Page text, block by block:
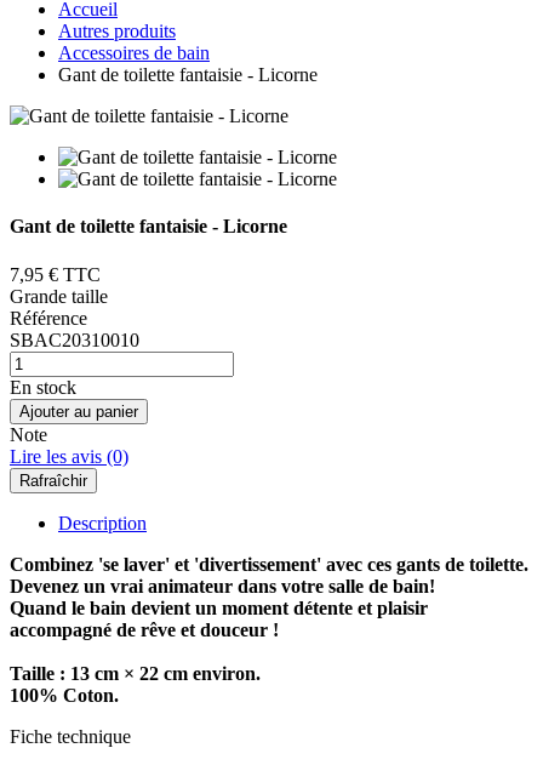
Accueil
Autres produits
Accessoires de bain
Gant de toilette fantaisie - Licorne
Gant de toilette fantaisie - Licorne
7,95 € TTC
Grande taille
Référence
SBAC20310010
En stock
Ajouter au panier
Note
Lire les avis (0)
Description
Combinez 'se laver' et 'divertissement' avec ces gants de toilette.
Devenez un vrai animateur dans votre salle de bain!
Quand le bain devient un moment détente et plaisir
accompagné de rêve et douceur !
Taille : 13 cm × 22 cm environ.
100% Coton.
Fiche technique